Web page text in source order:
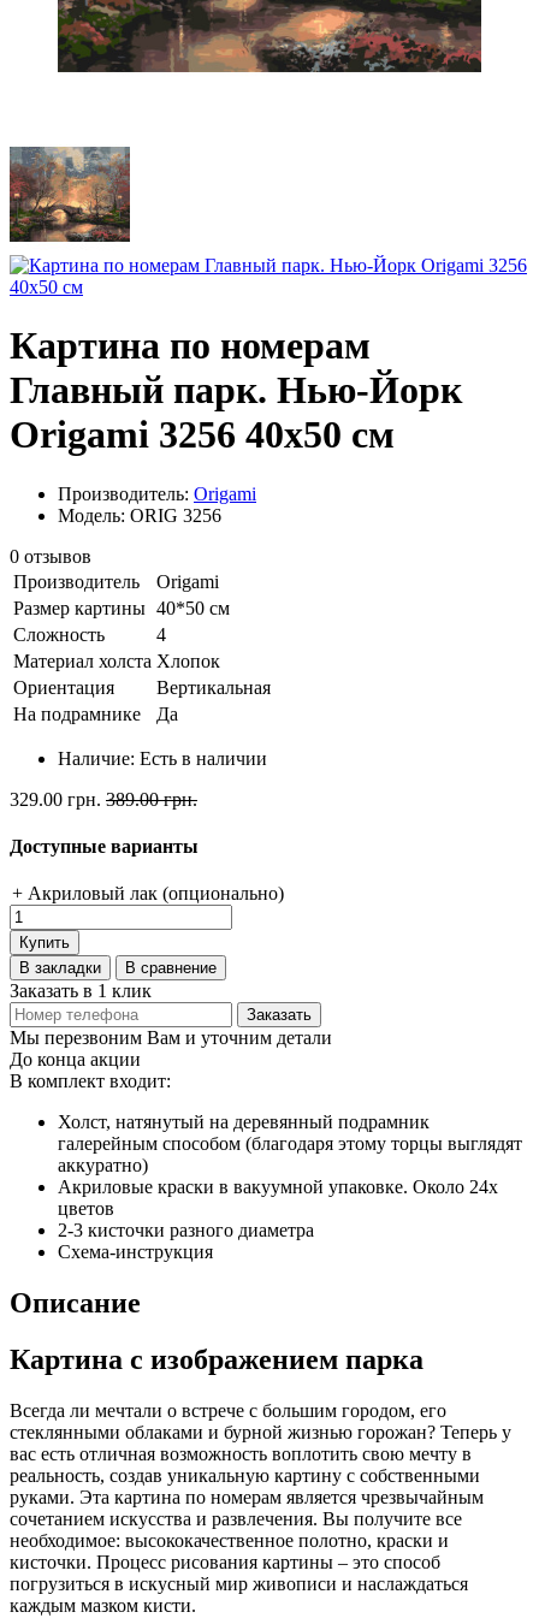
Картина по номерам
Главный парк. Нью-Йорк
Origami 3256 40x50 см
Производитель: Origami
Модель: ORIG 3256
0 отзывов
Производитель
Origami
Размер картины 40*50 см
Сложность
4
Материал холста Хлопок
Ориентация
Вертикальная
На подрамнике
Да
Наличие: Есть в наличии
329.00 грн. 389.00 грн.
Доступные варианты
+ Акриловый лак (опционально)
Купить
В закладки
В сравнение
Заказать в 1 клик
Заказать
Мы перезвоним Вам и уточним детали
До конца акции
В комплект входит:
Холст, натянутый на деревянный подрамник
галерейным способом (благодаря этому торцы выглядят
аккуратно)
Акриловые краски в вакуумной упаковке. Около 24х
цветов
2-3 кисточки разного диаметра
Схема-инструкция
Описание
Картина с изображением парка
Всегда ли мечтали о встрече с большим городом, его
стеклянными облаками и бурной жизнью горожан? Теперь у
вас есть отличная возможность воплотить свою мечту в
реальность, создав уникальную картину с собственными
руками. Эта картина по номерам является чрезвычайным
сочетанием искусства и развлечения. Вы получите все
необходимое: высококачественное полотно, краски и
кисточки. Процесс рисования картины – это способ
погрузиться в искусный мир живописи и наслаждаться
каждым мазком кисти.